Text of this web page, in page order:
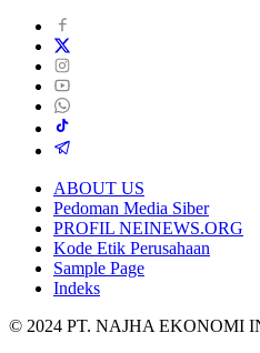
ABOUT US
Pedoman Media Siber
PROFIL NEINEWS.ORG
Kode Etik Perusahaan
Sample Page
Indeks
© 2024 PT. NAJHA EKONOMI